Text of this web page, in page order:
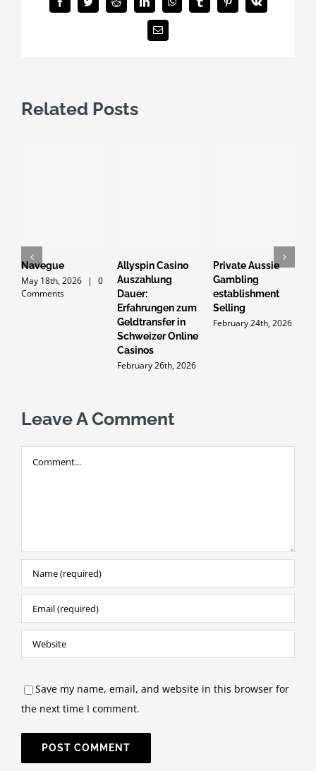
FacebookTwitterReddit LinkedInWhatsAppTumblrPinterest
Vk
Email
Related Posts
Navegue
May 18th, 2026 |
0
Comments
Allyspin Casino
Auszahlung
Dauer:
Erfahrungen zum
Geldtransfer in
Schweizer Online
Casinos
February 26th, 2026
Private Aussie
Gambling
establishment
Selling
February 24th, 2026
Leave A Comment
Save my name, email, and website in this browser for
the next time I comment.